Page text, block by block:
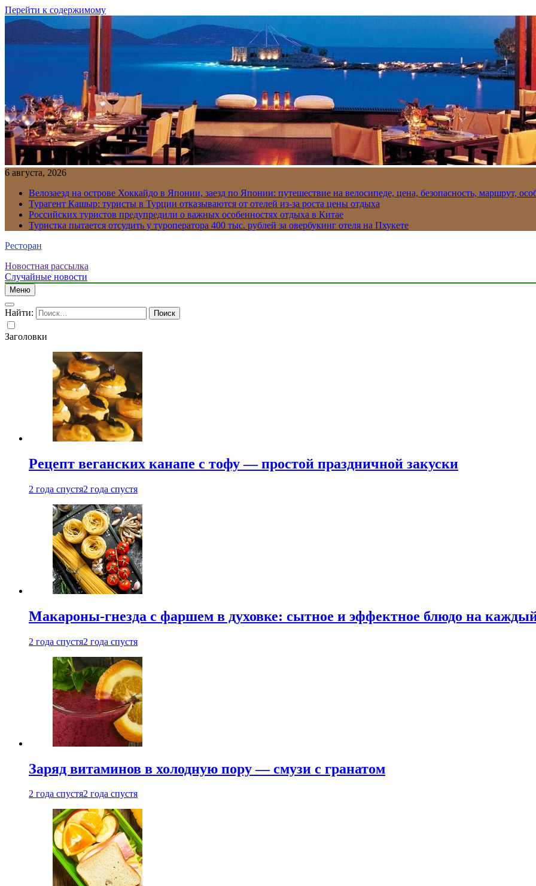
Перейти к содержимому
6 августа, 2026
Велозаезд на острове Хоккайдо в Японии, заезд по Японии: путешествие на велосипеде, цена, безопасность, маршрут,
Турагент Кашыр: туристы в Турции отказываются от отелей из-за роста цены отдыха
Российских туристов предупредили о важных особенностях отдыха в Китае
Туристка пытается отсудить у туроператора 400 тыс. рублей за овербукинг отеля на Пхукете
Ресторан
Новостная рассылка
Случайные новости
Меню
Найти:
Заголовки
Рецепт веганских канапе с тофу — простой праздничной закуски
2 года спустя2 года спустя
Макароны-гнезда с фаршем в духовке: сытное и эффектное блюдо на
2 года спустя2 года спустя
Заряд витаминов в холодную пору — смузи с гранатом
2 года спустя2 года спустя